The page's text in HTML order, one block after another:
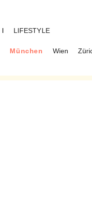
München Wien
I LIFESTYLE